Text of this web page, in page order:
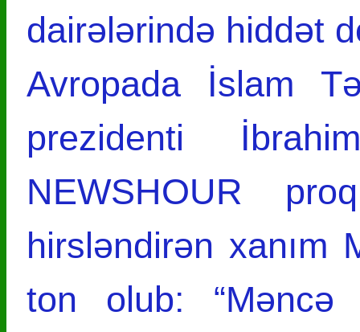
dairələrində hiddət
Avropada İslam
prezidenti
NEWSHOUR
hirsləndirən xanım
ton olub: “Məncə